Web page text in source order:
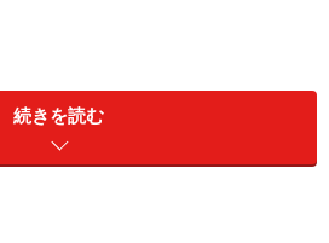
続きを読む